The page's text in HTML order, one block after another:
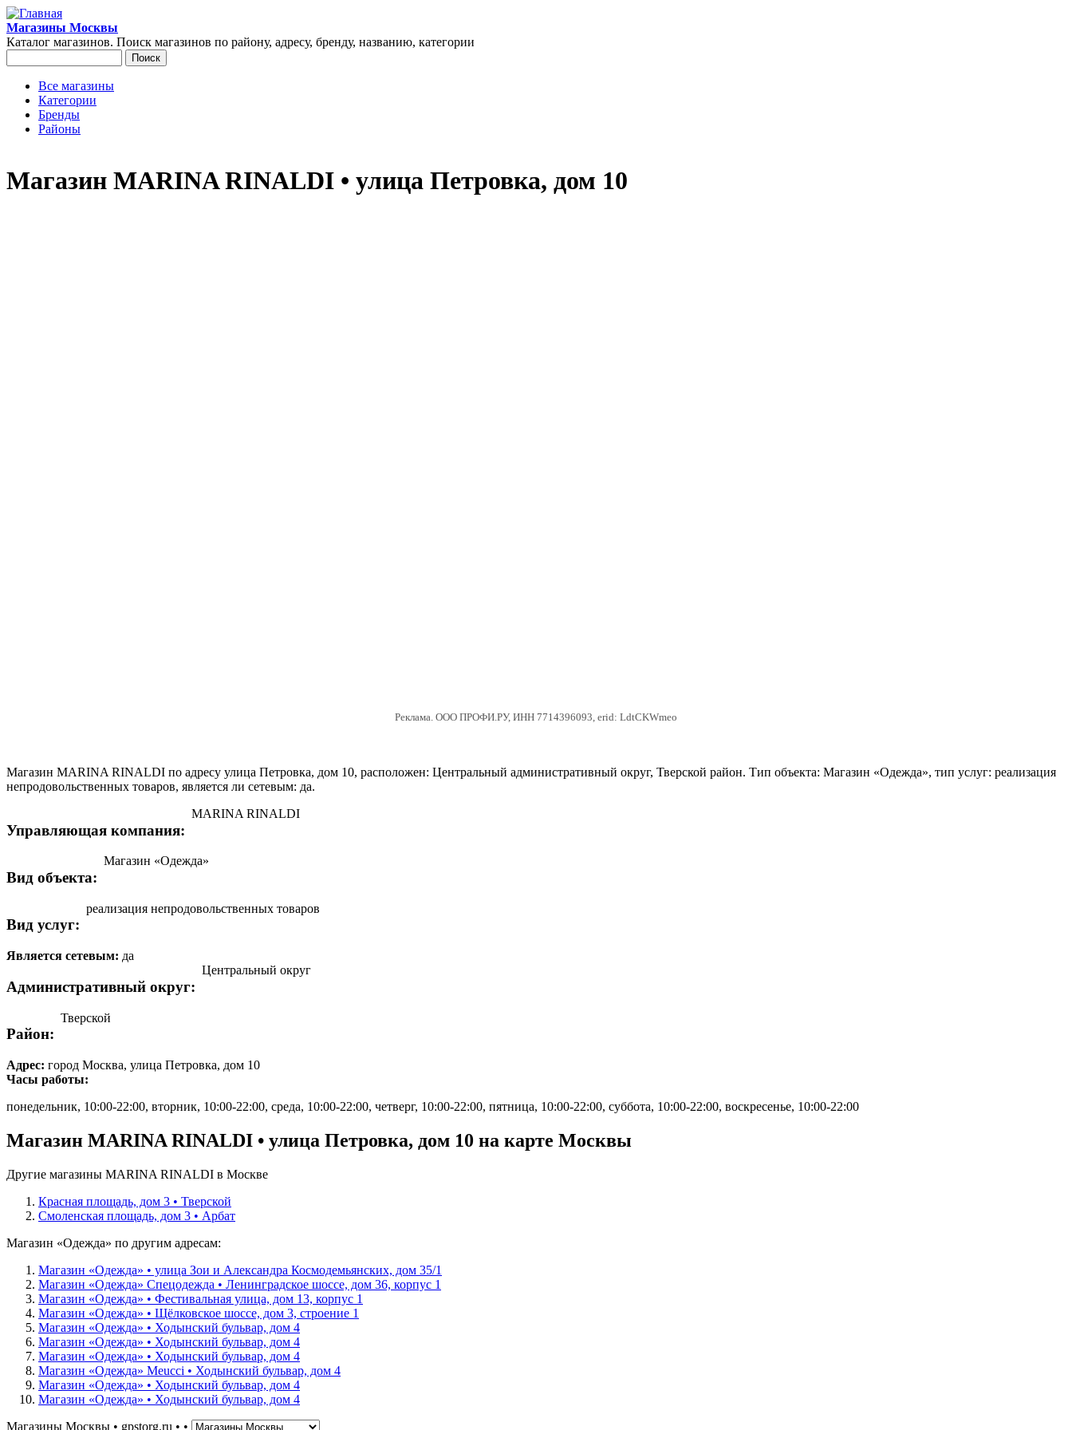
Перейти к основному содержанию
Магазины Москвы
Каталог магазинов. Поиск магазинов по району, адресу, бренду, названию, категории
Главное меню
Все магазины
Категории
Бренды
Районы
Магазин MARINA RINALDI • улица Петровка, дом 10
Реклама. ООО ПРОФИ.РУ, ИНН 7714396093, erid: LdtCKWmeo
Магазин MARINA RINALDI по адресу улица Петровка, дом 10, расположен: Центральный административный округ, Тверской район. Тип объекта: Магазин «Одежда», тип услуг: реализация
непродовольственных товаров, является ли сетевым: да.
Управляющая компания:
MARINA RINALDI
Вид объекта:
Магазин «Одежда»
Вид услуг:
реализация непродовольственных товаров
Является сетевым: да
Административный округ:
Центральный округ
Район:
Тверской
Адрес: город Москва, улица Петровка, дом 10
Часы работы:
понедельник, 10:00-22:00, вторник, 10:00-22:00, среда, 10:00-22:00, четверг, 10:00-22:00, пятница, 10:00-22:00, суббота, 10:00-22:00, воскресенье, 10:00-22:00
Магазин MARINA RINALDI • улица Петровка, дом 10 на карте Москвы
Другие магазины MARINA RINALDI в Москве
Красная площадь, дом 3 • Тверской
Смоленская площадь, дом 3 • Арбат
Магазин «Одежда» по другим адресам:
Магазин «Одежда» • улица Зои и Александра Космодемьянских, дом 35/1
Магазин «Одежда» Спецодежда • Ленинградское шоссе, дом 36, корпус 1
Магазин «Одежда» • Фестивальная улица, дом 13, корпус 1
Магазин «Одежда» • Щёлковское шоссе, дом 3, строение 1
Магазин «Одежда» • Ходынский бульвар, дом 4
Магазин «Одежда» • Ходынский бульвар, дом 4
Магазин «Одежда» • Ходынский бульвар, дом 4
Магазин «Одежда» Meucci • Ходынский бульвар, дом 4
Магазин «Одежда» • Ходынский бульвар, дом 4
Магазин «Одежда» • Ходынский бульвар, дом 4
Магазины Москвы • gpstorg.ru • •